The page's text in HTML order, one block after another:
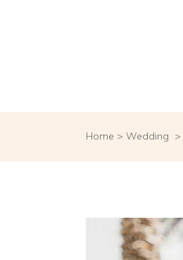
Home > Wedding >